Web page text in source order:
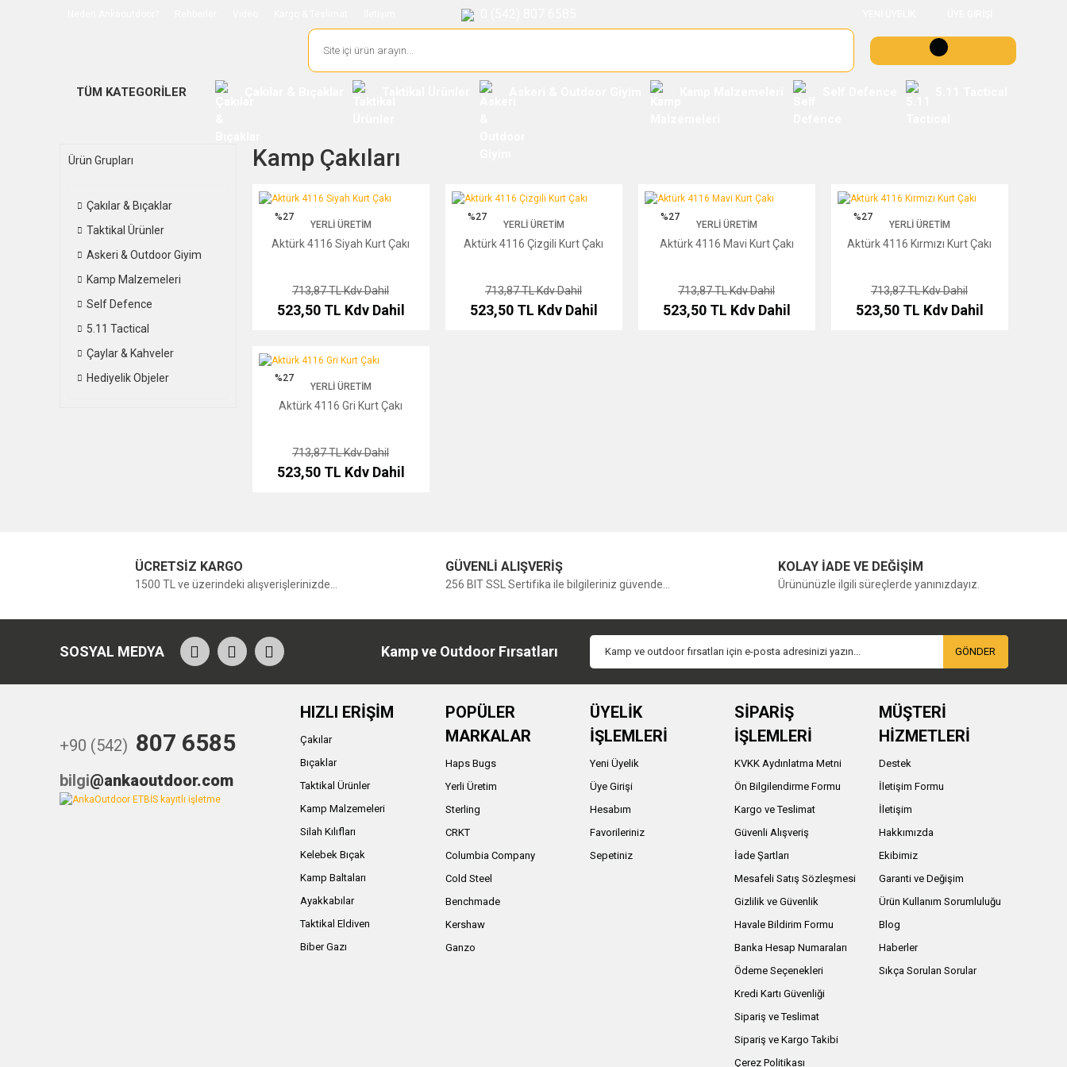
TÜM KATEGORİLER
Ürün Grupları
Çakılar & Bıçaklar
Taktikal Ürünler
Askeri & Outdoor Giyim
Kamp Malzemeleri
Self Defence
5.11 Tactical
Çaylar & Kahveler
Hediyelik Objeler
Kamp Çakıları
Aktürk 4116 Siyah Kurt Çakı
%27
YERLI ÜRETIM
Aktürk 4116 Siyah Kurt Çakı
713,87 TLKdv Dahil
523,50 TL Kdv Dahil
Aktürk 4116 Çizgili Kurt Çakı
%27
YERLI ÜRETIM
Aktürk 4116 Çizgili Kurt Çakı
713,87 TLKdv Dahil
523,50 TL Kdv Dahil
Aktürk 4116 Mavi Kurt Çakı
%27
YERLI ÜRETIM
Aktürk 4116 Mavi Kurt Çakı
713,87 TLKdv Dahil
523,50 TL Kdv Dahil
Aktürk 4116 Kırmızı Kurt Çakı
%27
YERLI ÜRETIM
Aktürk 4116 Kırmızı Kurt Çakı
713,87 TLKdv Dahil
523,50 TL Kdv Dahil
Aktürk 4116 Gri Kurt Çakı
%27
YERLI ÜRETIM
Aktürk 4116 Gri Kurt Çakı
713,87 TLKdv Dahil
523,50 TL Kdv Dahil
ÜCRETSİZ KARGO
1500 TL ve üzerindeki alışverişlerinizde...
GÜVENLİ ALIŞVERİŞ
256 BIT SSL Sertifika ile bilgileriniz güvende...
KOLAY İADE VE DEĞİŞİM
Ürününüzle ilgili süreçlerde yanınızdayız.
SOSYAL MEDYA Kamp ve Outdoor Fırsatları GÖNDER
+90 (542) 807 6585
bilgi@ankaoutdoor.com
HIZLI ERİŞİM
Çakılar
Bıçaklar
Taktikal Ürünler
Kamp Malzemeleri
Silah Kılıfları
Kelebek Bıçak
Kamp Baltaları
Ayakkabılar
Taktikal Eldiven
Biber Gazı
POPÜLER
MARKALAR
Haps Bugs
Yerli Üretim
Sterling
CRKT
Columbia Company
Cold Steel
Benchmade
Kershaw
Ganzo
ÜYELİK
İŞLEMLERİ
Yeni Üyelik
Üye Girişi
Hesabım
Favorileriniz
Sepetiniz
SİPARİŞ
İŞLEMLERİ
KVKK Aydınlatma Metni
Ön Bilgilendirme Formu
Kargo ve Teslimat
Güvenli Alışveriş
İade Şartları
Mesafeli Satış Sözleşmesi
Gizlilik ve Güvenlik
Havale Bildirim Formu
Banka Hesap Numaraları
Ödeme Seçenekleri
Kredi Kartı Güvenliği
Sipariş ve Teslimat
Sipariş ve Kargo Takibi
Çerez Politikası
MÜŞTERİ
HİZMETLERİ
Destek
İletişim Formu
İletişim
Hakkımızda
Ekibimiz
Garanti ve Değişim
Ürün Kullanım Sorumluluğu
Blog
Haberler
Sıkça Sorulan Sorular